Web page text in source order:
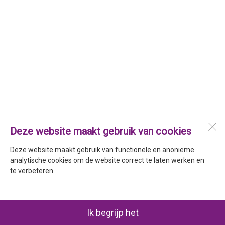
Deze website maakt gebruik van cookies
Deze website maakt gebruik van functionele en anonieme
analytische cookies om de website correct te laten werken en
te verbeteren.
Ik begrijp het